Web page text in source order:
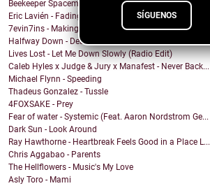
SÍGUENOS
Beekeeper Spaceman - Pour the nigth
Eric Lavién - Fading Away
7evin7ins - Making You Mad
Halfway Down - Dead Inside
Lives Lost - Let Me Down Slowly (Radio Edit)
Caleb Hyles x Judge & Jury x Manafest - Never Back...
Michael Flynn - Speeding
Thadeus Gonzalez - Tussle
4FOXSAKE - Prey
Fear of water - Systemic (Feat. Aaron Nordstrom Ge...
Dark Sun - Look Around
Ray Hawthorne - Heartbreak Feels Good in a Place L...
Chris Aggabao - Parents
The Hellflowers - Music's My Love
Asly Toro - Mami